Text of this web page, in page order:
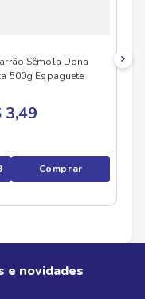
Sêmola Dona
500g Espaguete
3,49
Comprar
e novidades